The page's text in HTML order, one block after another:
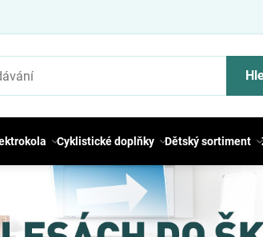
Cyklistické doplňky Dětský sortiment